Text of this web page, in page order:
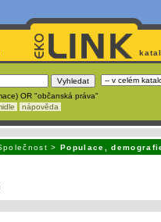
OR "občanská práva"
nápověda
>Populace,